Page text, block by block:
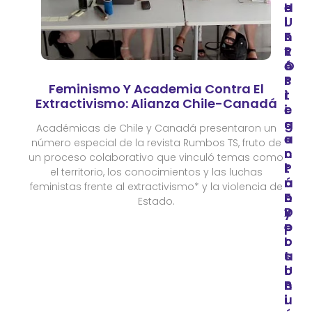
Feminismo Y Academia Contra El
Extractivismo: Alianza Chile-Canadá
Académicas de Chile y Canadá presentaron un
número especial de la revista Rumbos TS, fruto de
un proceso colaborativo que vinculó temas como
el territorio, los conocimientos y las luchas
feministas frente al extractivismo* y la violencia de
Estado.
O
U
F
R
O
P
R
E
S
E
N
T
A
E
X
P
O
S
I
C
I
E
I
N
V
E
S
T
I
G
A
C
I
Ó
N
D
E
L
A
U
N
I
H
I
S
T
Ó
R
I
C
A
S
:
P
R
O
Y
E
C
T
O
B
U